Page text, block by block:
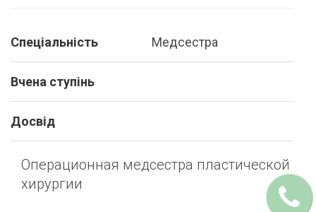
Спеціальність Медсестра
Вчена ступінь
Досвід
Операционная медсестра пластической
хирургии